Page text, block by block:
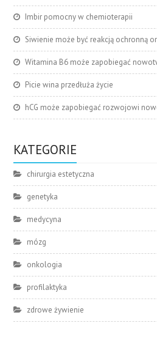
Imbir pomocny w chemioterapii
Siwienie może być reakcją ochronną
Witamina B6 może zapobiegać
Picie wina przedłuża życie
hCG może zapobiegać rozwojowi
KATEGORIE
chirurgia estetyczna
genetyka
medycyna
mózg
onkologia
profilaktyka
zdrowe żywienie